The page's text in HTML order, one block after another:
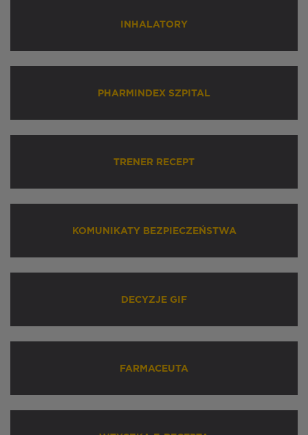
INHALATORY
PHARMINDEX SZPITAL
TRENER RECEPT
KOMUNIKATY BEZPIECZEŃSTWA
DECYZJE GIF
FARMACEUTA